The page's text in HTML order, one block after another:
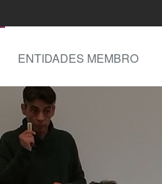
ENTIDADES MEMBRO